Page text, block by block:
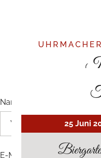
Name
E-Mail
25 Juni